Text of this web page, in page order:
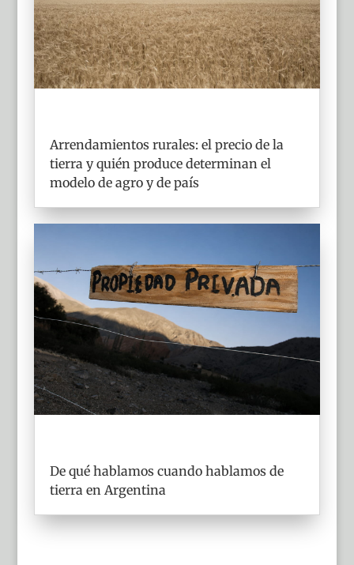
Arrendamientos rurales: el precio de la
tierra y quién produce determinan el
modelo de agro y de país
De qué hablamos cuando hablamos de
tierra en Argentina